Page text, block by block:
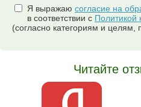
Я выражаю согласие на
в соответствии с Политикой
(согласно категориям и
Читайте